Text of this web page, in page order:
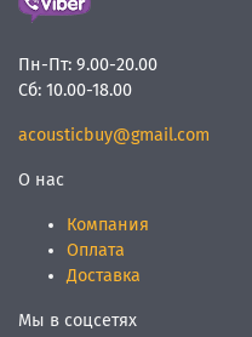
Пн-Пт: 9.00-20.00
Сб: 10.00-18.00
acousticbuy@gmail.com
О нас
Компания
Оплата
Доставка
Мы в соцсетях